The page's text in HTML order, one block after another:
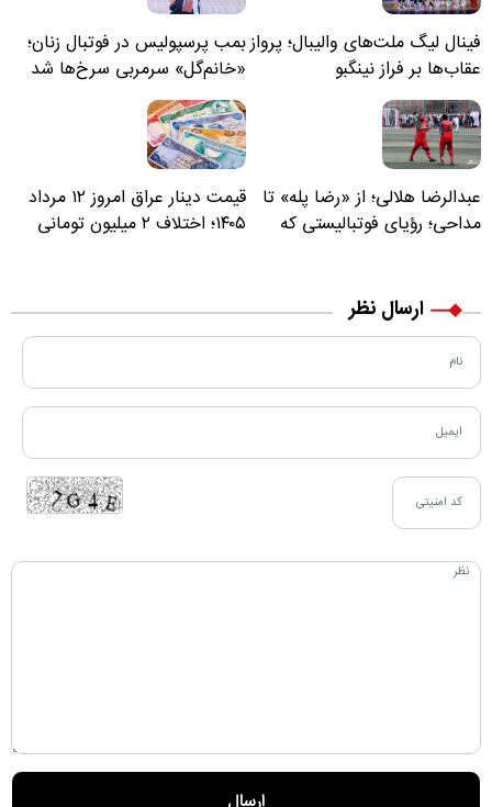
فینال لیگ ملت‌های والیبال؛ پرواز
عقاب‌ها بر فراز نینگبو
بمب پرسپولیس در فوتبال زنان؛
«خانم‌گل» سرمربی سرخ‌ها شد
عبدالرضا هلالی؛ از «رضا پله» تا
مداحی؛ رؤیای فوتبالیستی که
قیمت دینار عراق امروز ۱۲ مرداد
۱۴۰۵؛ اختلاف ۲ میلیون تومانی
ارسال نظر